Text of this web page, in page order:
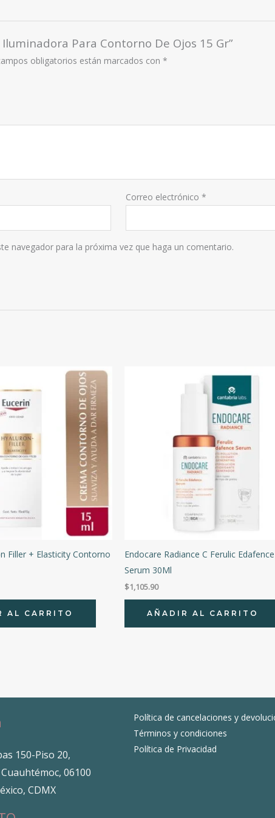
Para Contorno De Ojos 15 Gr”
obligatorios están marcados con*
Correo electrónico *
navegador para la próxima vez que haga un comentario.
Filler + Elasticity Contorno
AL CARRITO
Endocare Radiance C Ferulic Edafence
Serum 30Ml
$1,105.90
AÑADIR AL CARRITO
150-Piso 20,
06100
CDMX
Política de cancelaciones y
Términos y condiciones
Política de Privacidad